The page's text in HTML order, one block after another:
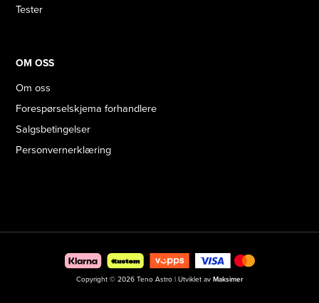
Tester
OM OSS
Om oss
Forespørselskjema forhandlere
Salgsbetingelser
Personvernerklæring
Copyright © 2026 Teno Astro | Utviklet av Maksimer